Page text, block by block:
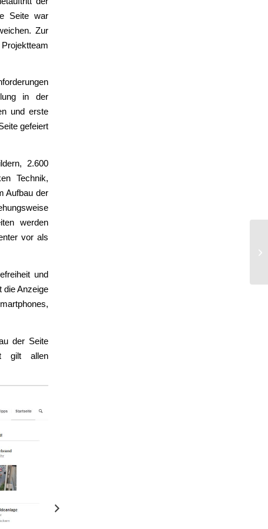
Seite war
Zur
in der
und erste
gefeiert
2.600
Technik,
Aufbau der
werden
vor als
und
die Anzeige
der Seite
gilt allen